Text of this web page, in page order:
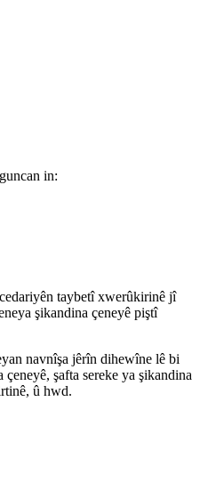
in:
taybetî xwerûkirinê jî
şikandina çeneyê piştî
navnîşa jêrîn dihewîne lê bi
şafta sereke ya şikandina
û hwd.